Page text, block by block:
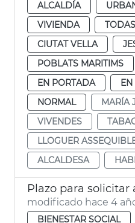
ALCALDÍA
VIVIENDA
CIUTAT VELLA
POBLATS MARITIMS
EN PORTADA
NORMAL
MARÍA
VIVENDES
LLOGUER
ALCALDESA
Plazo para solicitar
modificado hace 4
BIENESTAR SOCIAL